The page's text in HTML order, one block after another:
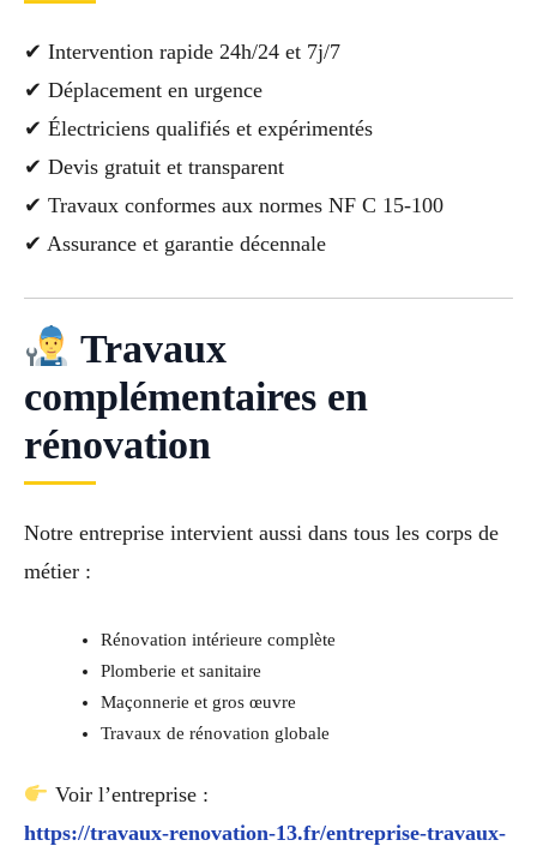
✔ Intervention rapide 24h/24 et 7j/7
✔ Déplacement en urgence
✔ Électriciens qualifiés et expérimentés
✔ Devis gratuit et transparent
✔ Travaux conformes aux normes NF C 15-100
✔ Assurance et garantie décennale
Travaux
complémentaires en
rénovation
Notre entreprise intervient aussi dans tous les corps de
métier :
Rénovation intérieure complète
Plomberie et sanitaire
Maçonnerie et gros œuvre
Travaux de rénovation globale
Voir l’entreprise :
https://travaux-renovation-13.fr/entreprise-travaux-